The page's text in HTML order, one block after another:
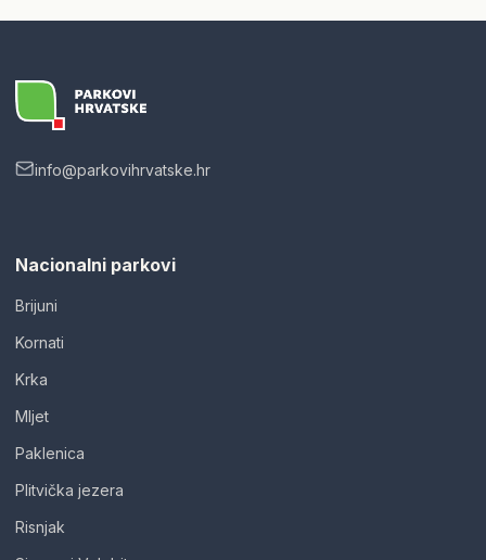
info@parkovihrvatske.hr
Nacionalni parkovi
Brijuni
Kornati
Krka
Mljet
Paklenica
Plitvička jezera
Risnjak